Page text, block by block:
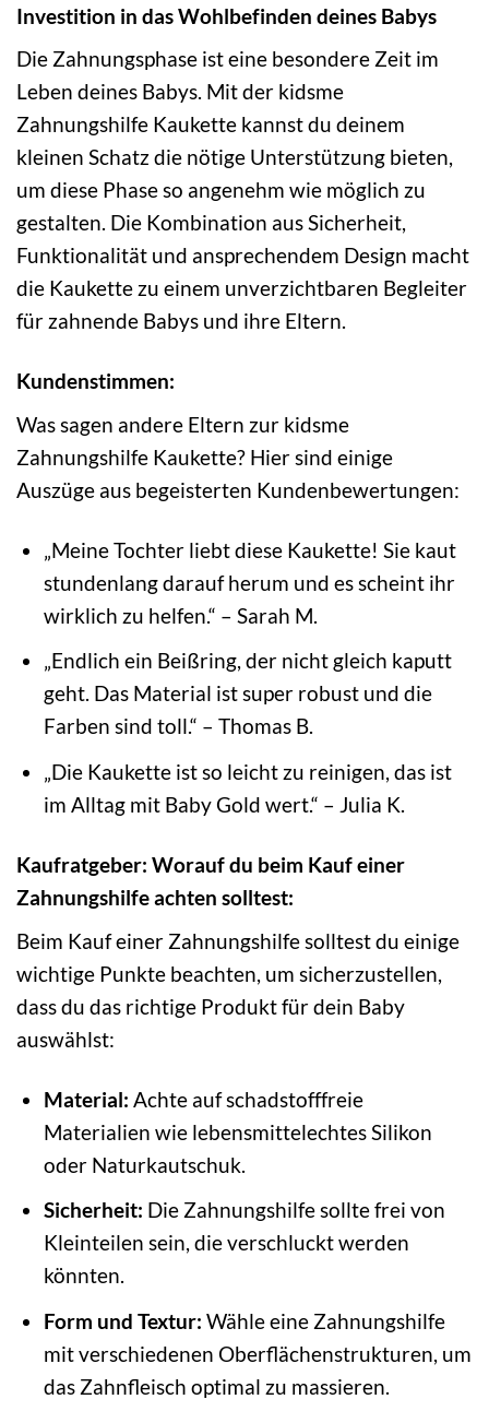
Investition in das Wohlbefinden deines Babys
Die Zahnungsphase ist eine besondere Zeit im
Leben deines Babys. Mit der kidsme
Zahnungshilfe Kaukette kannst du deinem
kleinen Schatz die nötige Unterstützung bieten,
um diese Phase so angenehm wie möglich zu
gestalten. Die Kombination aus Sicherheit,
Funktionalität und ansprechendem Design macht
die Kaukette zu einem unverzichtbaren Begleiter
für zahnende Babys und ihre Eltern.
Kundenstimmen:
Was sagen andere Eltern zur kidsme
Zahnungshilfe Kaukette? Hier sind einige
Auszüge aus begeisterten Kundenbewertungen:
„Meine Tochter liebt diese Kaukette! Sie kaut
stundenlang darauf herum und es scheint ihr
wirklich zu helfen.“ – Sarah M.
„Endlich ein Beißring, der nicht gleich kaputt
geht. Das Material ist super robust und die
Farben sind toll.“ – Thomas B.
„Die Kaukette ist so leicht zu reinigen, das ist
im Alltag mit Baby Gold wert.“ – Julia K.
Kaufratgeber: Worauf du beim Kauf einer
Zahnungshilfe achten solltest:
Beim Kauf einer Zahnungshilfe solltest du einige
wichtige Punkte beachten, um sicherzustellen,
dass du das richtige Produkt für dein Baby
auswählst:
Material: Achte auf schadstofffreie
Materialien wie lebensmittelechtes Silikon
oder Naturkautschuk.
Sicherheit: Die Zahnungshilfe sollte frei von
Kleinteilen sein, die verschluckt werden
könnten.
Form und Textur: Wähle eine Zahnungshilfe
mit verschiedenen Oberflächenstrukturen, um
das Zahnfleisch optimal zu massieren.